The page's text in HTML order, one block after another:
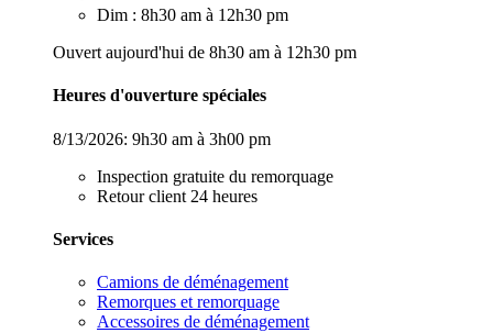
Dim : 8h30 am à 12h30 pm
Ouvert aujourd'hui de 8h30 am à 12h30 pm
Heures d'ouverture spéciales
8/13/2026: 9h30 am à 3h00 pm
Inspection gratuite du remorquage
Retour client 24 heures
Services
Camions de déménagement
Remorques et remorquage
Accessoires de déménagement